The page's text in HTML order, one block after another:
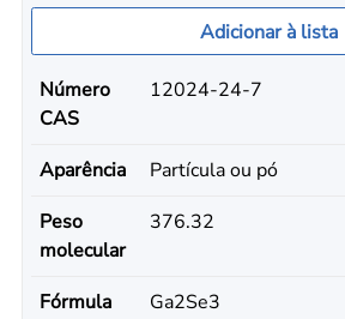
Adicionar à lista
Número
CAS
12024-24-7
Aparência
Partícula ou pó
Peso
molecular
376.32
Fórmula
Ga2Se3